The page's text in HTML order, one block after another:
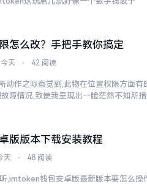
怎么改？手把手教你搞定
今天 ⋅ 42 阅读
动作之际察觉到,此物在位置权限方面有
障情况,致使我呈现出一脸茫然不知所
版版本下载安装教程
天 ⋅ 48 阅读
,imtoken钱包安卓版最新版本要怎么操